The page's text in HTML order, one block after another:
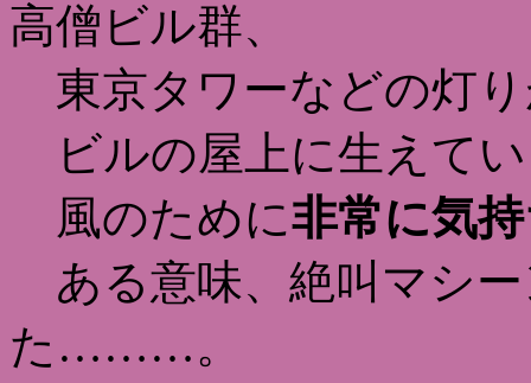
高僧ビル群、
東京タワーなどの灯
ビルの屋上に生えて
風のために非常に気
ある意味、絶叫マシ
た………。